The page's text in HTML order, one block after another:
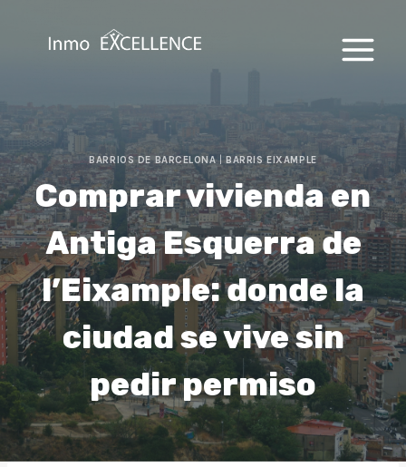
contenido
BARRIOS DE BARCELONA|BARRIS EIXAMPLE
Comprar vivienda en
Antiga Esquerra de
l’Eixample: donde la
ciudad se vive sin
pedir permiso